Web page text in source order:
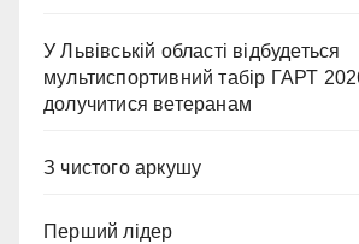
У Львівській області відбудеться
мультиспортивний табір ГАРТ
долучитися ветеранам
З чистого аркушу
Перший лідер